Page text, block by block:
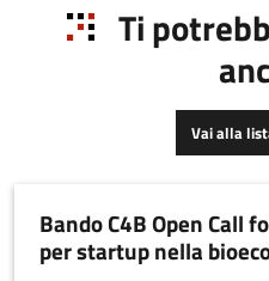
Ti
Vai alla
Bando C4B Open Call
per startup nella